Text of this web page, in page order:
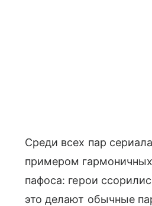
Среди всех пар
примером
пафоса: герои
это делают обычные